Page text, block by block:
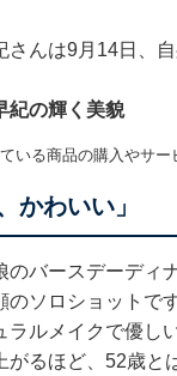
さんは9月14日、
紀の輝く美貌
いる商品の購入やサー
かわいい」
のバースデーディ
のソロショットで
ラルメイクで優し
がるほど、52歳と